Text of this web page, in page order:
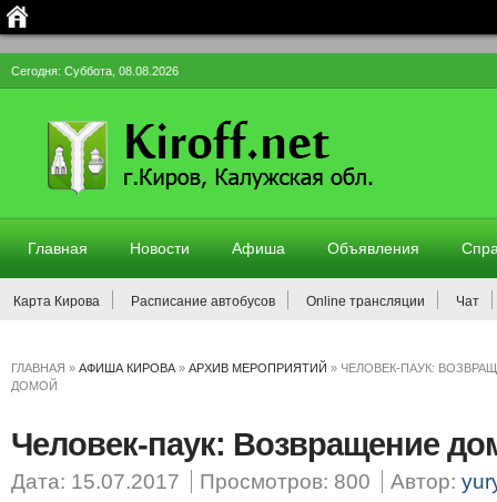
Сегодня: Суббота, 08.08.2026
Главная Новости Афиша Объявления
Карта Кирова Расписание автобусов Online трансляции Чат
ГЛАВНАЯ » АФИША КИРОВА » АРХИВ МЕРОПРИЯТИЙ » ЧЕЛОВЕК-ПАУК:
ДОМОЙ
Человек-паук: Возвращение
Дата: 15.07.2017 Просмотров: 800 Автор: